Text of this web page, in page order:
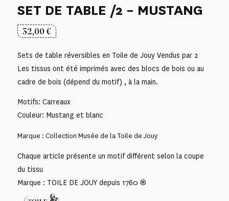
SET DE TABLE /2 – MUSTANG
32,00€
Sets de table réversibles en Toile de Jouy Vendus par 2
Les tissus ont été imprimés avec des blocs de bois ou au
cadre de bois (dépend du motif) , à la main.
Motifs: Carreaux
Couleur: Mustang et blanc
Marque : Collection Musée de la Toile de Jouy
Chaque article présente un motif différent selon la coupe
du tissu
Marque : TOILE DE JOUY depuis 1760 ®